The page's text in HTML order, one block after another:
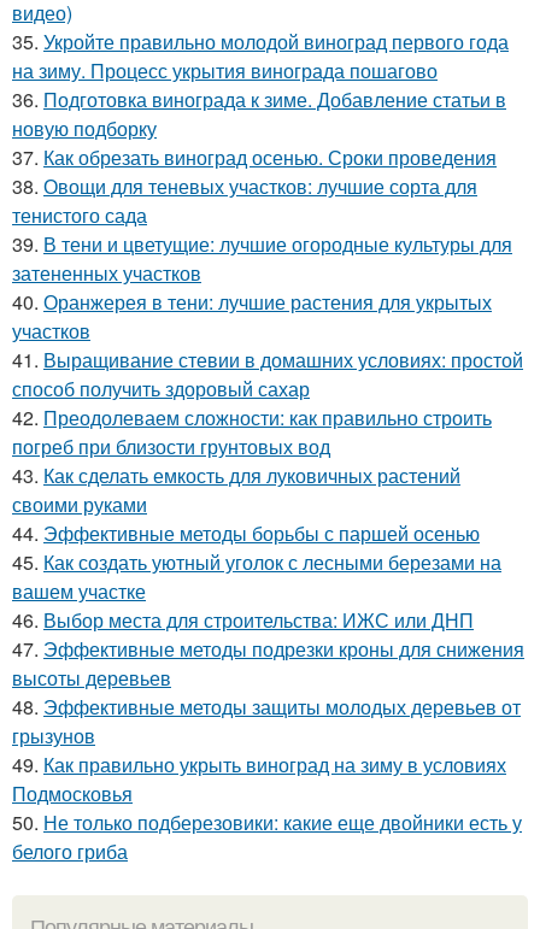
видео)
35. Укройте правильно молодой виноград первого года
на зиму. Процесс укрытия винограда пошагово
36. Подготовка винограда к зиме. Добавление статьи в
новую подборку
37. Как обрезать виноград осенью. Сроки проведения
38. Овощи для теневых участков: лучшие сорта для
тенистого сада
39. В тени и цветущие: лучшие огородные культуры для
затененных участков
40. Оранжерея в тени: лучшие растения для укрытых
участков
41. Выращивание стевии в домашних условиях: простой
способ получить здоровый сахар
42. Преодолеваем сложности: как правильно строить
погреб при близости грунтовых вод
43. Как сделать емкость для луковичных растений
своими руками
44. Эффективные методы борьбы с паршей осенью
45. Как создать уютный уголок с лесными березами на
вашем участке
46. Выбор места для строительства: ИЖС или ДНП
47. Эффективные методы подрезки кроны для снижения
высоты деревьев
48. Эффективные методы защиты молодых деревьев от
грызунов
49. Как правильно укрыть виноград на зиму в условиях
Подмосковья
50. Не только подберезовики: какие еще двойники есть у
белого гриба